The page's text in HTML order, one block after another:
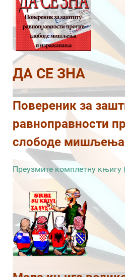
ДА СЕ ЗНА
Повереник за
равноправности
слободе
Преузмите комплетну књигу